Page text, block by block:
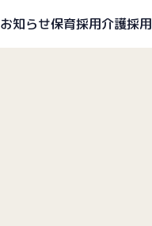
お知らせ保育採用介護採用